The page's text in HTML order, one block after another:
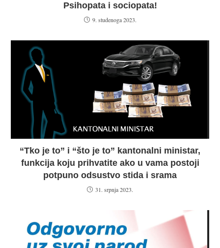
Psihopata i sociopata!
9. studenoga 2023.
“Tko je to” i “što je to” kantonalni ministar,
funkcija koju prihvatite ako u vama postoji
potpuno odsustvo stida i srama
31. srpnja 2023.